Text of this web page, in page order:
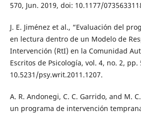
570, Jun. 2019, doi: 10.1177/
J. E. Jiménez et al., “Evaluación del
en lectura dentro de un Modelo de
Intervención (RtI) en la Comunidad
Escritos de Psicología, vol. 4, no. 2, pp.
10.5231/psy.writ.2011.1207.
A. R. Andonegi, C. C. Garrido, and M.
un programa de intervención